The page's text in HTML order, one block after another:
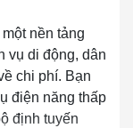
một nền tảng
vụ di động, dân
chi phí. Bạn
điện năng thấp
định tuyến